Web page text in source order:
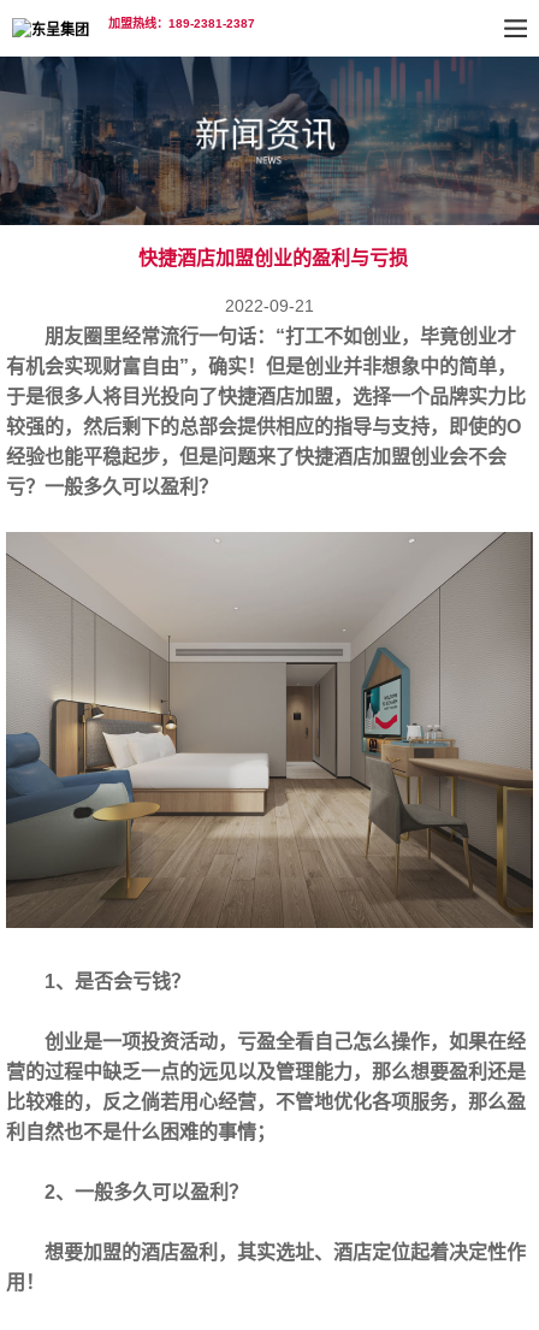
加盟热线：189-2381-2387
快捷酒店加盟创业的盈利与亏损
2022-09-21
朋友圈里经常流行一句话：“打工不如创业，毕竟创业才
有机会实现财富自由”，确实！但是创业并非想象中的简单，
于是很多人将目光投向了快捷酒店加盟，选择一个品牌实力比
较强的，然后剩下的总部会提供相应的指导与支持，即使的O
经验也能平稳起步，但是问题来了快捷酒店加盟创业会不会
亏？一般多久可以盈利？
1、是否会亏钱？
创业是一项投资活动，亏盈全看自己怎么操作，如果在经
营的过程中缺乏一点的远见以及管理能力，那么想要盈利还是
比较难的，反之倘若用心经营，不管地优化各项服务，那么盈
利自然也不是什么困难的事情；
2、一般多久可以盈利？
想要加盟的酒店盈利，其实选址、酒店定位起着决定性作
用！